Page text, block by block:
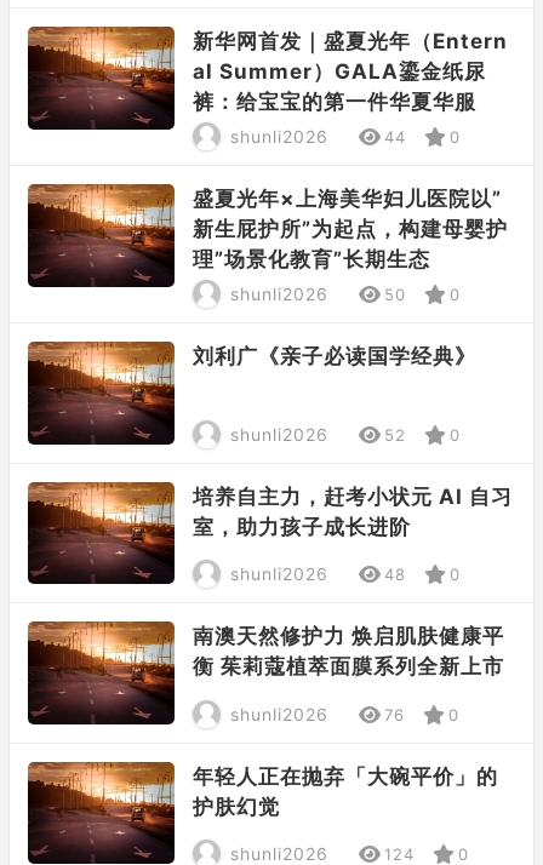
新华网首发｜盛夏光年（Entern
al Summer）GALA鎏金纸尿
裤：给宝宝的第一件华夏华服
shunli2026 44 0
盛夏光年×上海美华妇儿医院以”
新生屁护所”为起点，构建母婴护
理”场景化教育”长期生态
shunli2026 50 0
刘利广《亲子必读国学经典》
shunli2026 52 0
培养自主力，赶考小状元 AI 自习
室，助力孩子成长进阶
shunli2026 48 0
南澳天然修护力 焕启肌肤健康平
衡 茱莉蔻植萃面膜系列全新上市
shunli2026 76 0
年轻人正在抛弃「大碗平价」的
护肤幻觉
shunli2026 124 0